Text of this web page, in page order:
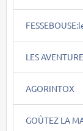
LES
AGORINTOX
GOÛTEZ LA